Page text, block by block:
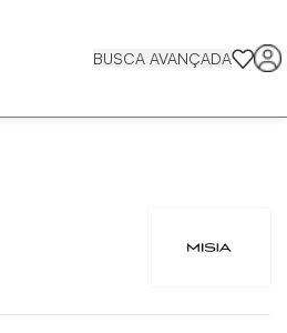
BUSCA AVANÇADA